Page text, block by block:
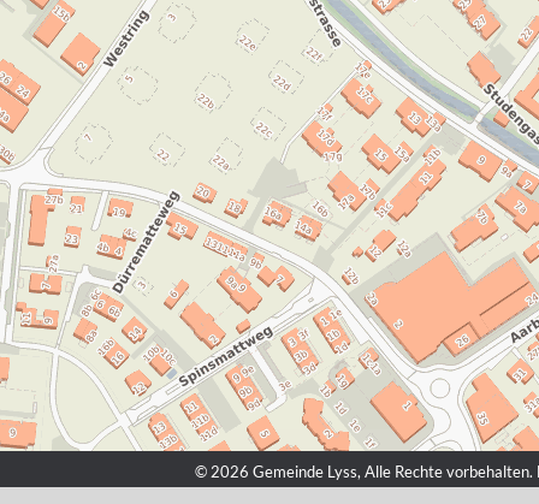
© 2026 Gemeinde Lyss, Alle Rechte